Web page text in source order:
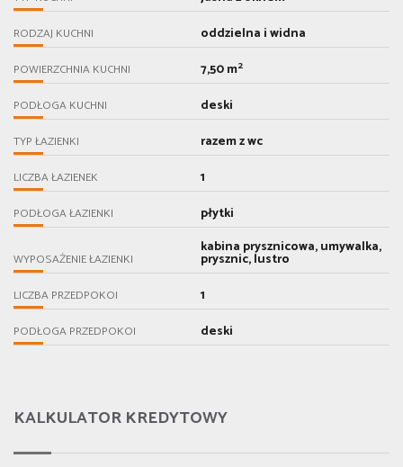
RODZAJ KUCHNI oddzielna i widna
POWIERZCHNIA KUCHNI 7,50 m2
PODŁOGA KUCHNI deski
TYP ŁAZIENKI razem z wc
LICZBA ŁAZIENEK 1
PODŁOGA ŁAZIENKI płytki
WYPOSAŻENIE ŁAZIENKI
kabina prysznicowa, umywalka,
prysznic, lustro
LICZBA PRZEDPOKOI 1
PODŁOGA PRZEDPOKOI deski
KALKULATOR KREDYTOWY